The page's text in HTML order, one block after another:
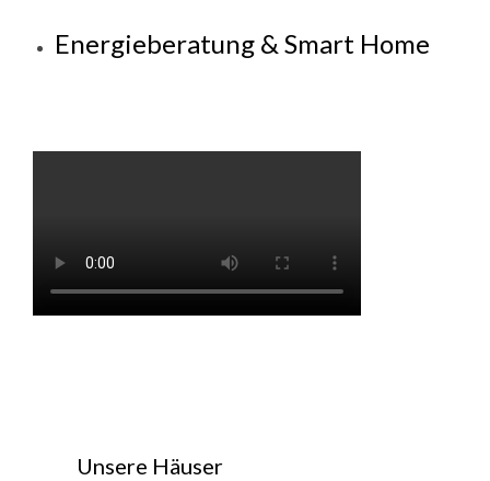
Energieberatung & Smart Home
Unsere Häuser